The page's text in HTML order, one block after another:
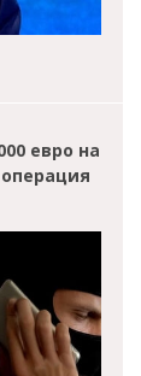
евро на